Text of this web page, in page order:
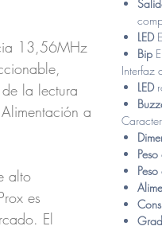
13,56MHz
la lectura
a
alto
es
El
LED
Bip
Interfaz
LED